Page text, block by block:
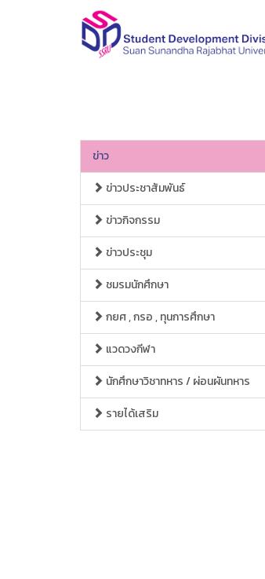
ข่าว
ข่าวประชาสัมพันธ์
ข่าวกิจกรรม
ข่าวประชุม
ชมรมนักศึกษา
กยศ , กรอ , ทุนการศึกษา
แวดวงกีฬา
นักศึกษาวิชาทหาร / ผ่อนผันทหาร
รายได้เสริม